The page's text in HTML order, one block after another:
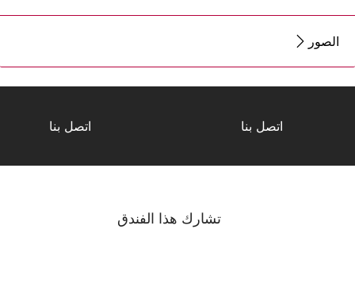
الصور
اتصل بنا اتصل بنا
تشارك هذا الفندق